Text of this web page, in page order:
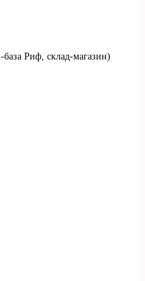
Риф, склад-магазин)